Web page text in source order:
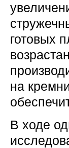
готовых
на
В ходе